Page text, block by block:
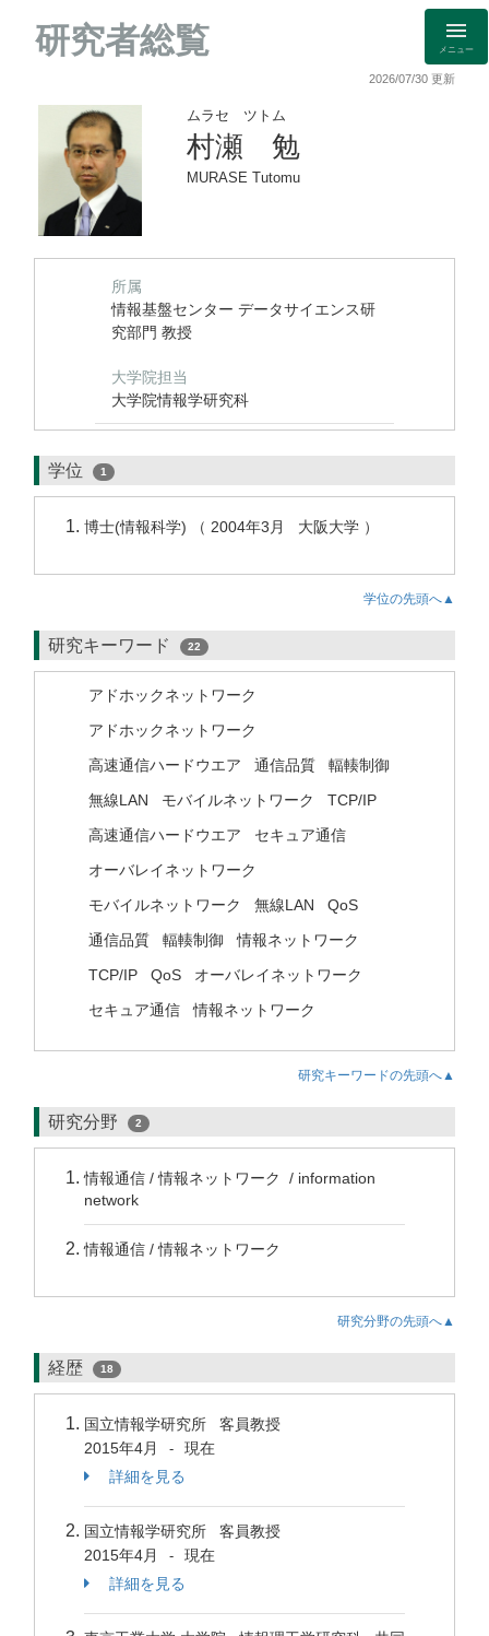
研究者総覧 メニュー
2026/07/30 更新
ムラセ ツトム
村瀬 勉
MURASE Tutomu
所属
情報基盤センター データサイエンス研
究部門 教授
大学院担当
大学院情報学研究科
学位 1
博士(情報科学) （ 2004年3月 大阪大学 ）
学位の先頭へ▲
研究キーワード 22
アドホックネットワーク
アドホックネットワーク
高速通信ハードウエア
通信品質
輻輳制御
無線LAN
モバイルネットワーク
TCP/IP
高速通信ハードウエア
セキュア通信
オーバレイネットワーク
モバイルネットワーク
無線LAN
QoS
通信品質
輻輳制御
情報ネットワーク
TCP/IP
QoS
オーバレイネットワーク
セキュア通信
情報ネットワーク
研究キーワードの先頭へ▲
研究分野 2
情報通信 / 情報ネットワーク / information
network
情報通信 / 情報ネットワーク
研究分野の先頭へ▲
経歴 18
国立情報学研究所 客員教授
2015年4月
-
現在
詳細を見る
国立情報学研究所 客員教授
2015年4月
-
現在
詳細を見る